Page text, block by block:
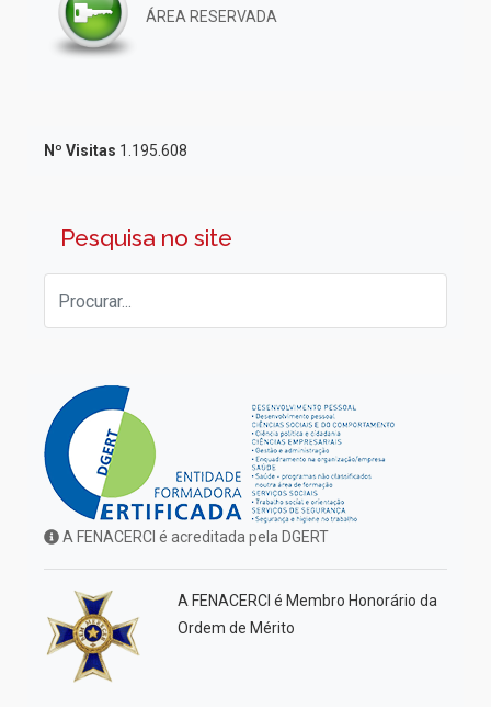
ÁREA RESERVADA
Nº Visitas 1.195.608
Pesquisa no site
A FENACERCI é acreditada pela DGERT
A FENACERCI é Membro Honorário da
Ordem de Mérito